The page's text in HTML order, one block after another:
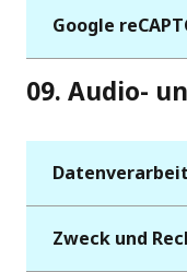
Google
09. Audio-
Zweck und